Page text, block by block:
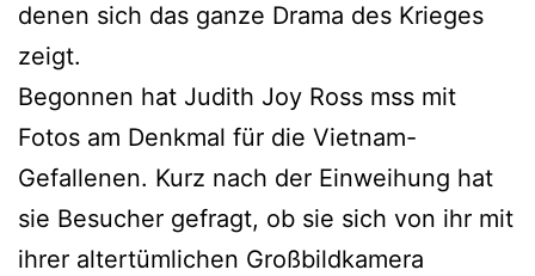
denen sich das ganze Drama des Krieges
zeigt.
Begonnen hat Judith Joy Ross mss mit
Fotos am Denkmal für die Vietnam-
Gefallenen. Kurz nach der Einweihung hat
sie Besucher gefragt, ob sie sich von ihr mit
ihrer altertümlichen Großbildkamera